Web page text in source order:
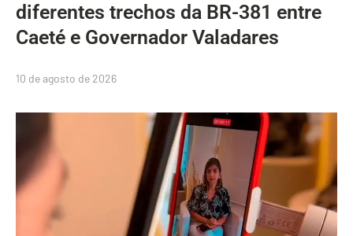
diferentes trechos da BR-381 entre
Caeté e Governador Valadares
10 de agosto de 2026